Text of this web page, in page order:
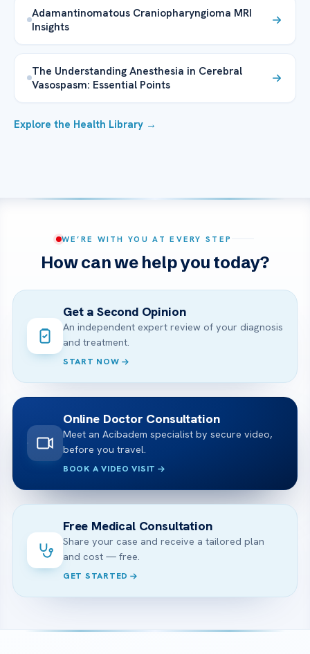
Adamantinomatous Craniopharyngioma MRI
Insights
The Understanding Anesthesia in Cerebral
Vasospasm: Essential Points
Explore the Health Library →
WE’RE WITH YOU AT EVERY STEP
How can we help you today?
Get a Second Opinion
An independent expert review of your diagnosis
and treatment.
START NOW
Online Doctor Consultation
Meet an Acibadem specialist by secure video,
before you travel.
BOOK A VIDEO VISIT
Free Medical Consultation
Share your case and receive a tailored plan
and cost — free.
GET STARTED